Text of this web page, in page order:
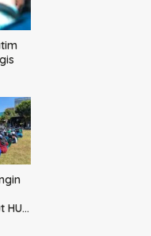
HUT